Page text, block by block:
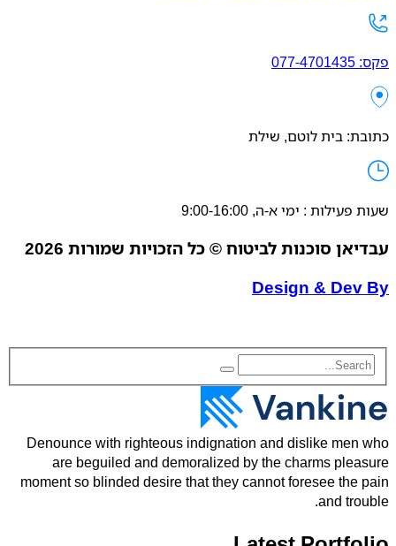
פקס: 077-4701435
כתובת: בית לוטם, שילת
שעות פעילות : ימי א-ה, 9:00-16:00
עבדיאן סוכנות לביטוח © כל הזכויות שמורות 2026
Design & Dev By
Denounce with righteous indignation and dislike men who
are beguiled and demoralized by the charms pleasure
moment so blinded desire that they cannot foresee the pain
and trouble.